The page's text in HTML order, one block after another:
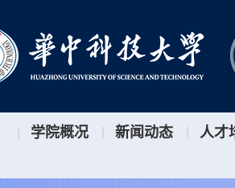
学院概况 新闻动态 人才